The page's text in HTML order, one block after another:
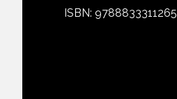
ISBN: 9788833311265